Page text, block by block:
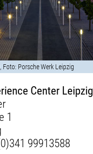
Foto: Porsche Werk Leipzig
Center Leipzig
1
99913588